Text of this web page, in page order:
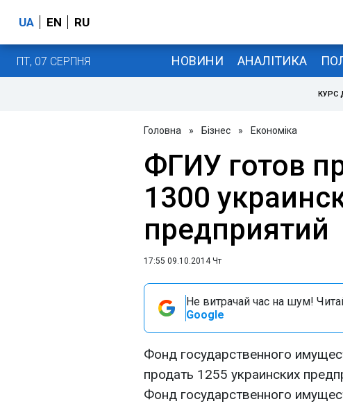
UA EN RU
ПТ, 07 СЕРПНЯ НОВИНИ АНАЛІТИКА
КУРС
Головна » Бізнес » Економіка
ФГИУ готов
1300
предприятий
17:55 09.10.2014 Чт
Не витрачай час на шум!
Google
Фонд государственного
продать 1255 украинских
Фонд государственного